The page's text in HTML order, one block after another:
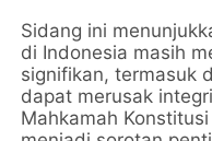
Sidang ini
di Indonesia masih
signifikan, termasuk
dapat merusak
Mahkamah